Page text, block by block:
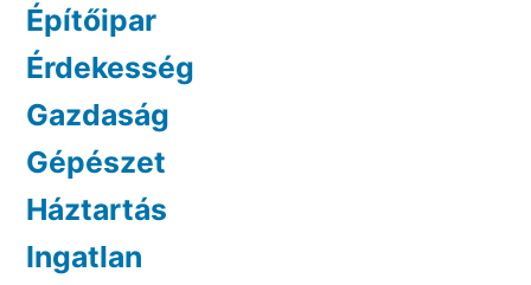
Építőipar
Érdekesség
Gazdaság
Gépészet
Háztartás
Ingatlan